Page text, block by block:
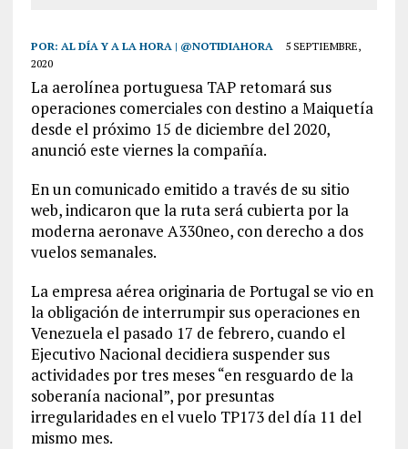
POR: AL DÍA Y A LA HORA | @NOTIDIAHORA
5 SEPTIEMBRE,
2020
La aerolínea portuguesa TAP retomará sus
operaciones comerciales con destino a Maiquetía
desde el próximo 15 de diciembre del 2020,
anunció este viernes la compañía.
En un comunicado emitido a través de su sitio
web, indicaron que la ruta será cubierta por la
moderna aeronave A330neo, con derecho a dos
vuelos semanales.
La empresa aérea originaria de Portugal se vio en
la obligación de interrumpir sus operaciones en
Venezuela el pasado 17 de febrero, cuando el
Ejecutivo Nacional decidiera suspender sus
actividades por tres meses “en resguardo de la
soberanía nacional”, por presuntas
irregularidades en el vuelo TP173 del día 11 del
mismo mes.